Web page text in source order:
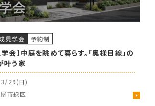
見学会 予約制
会】中庭を眺めて暮らす。「奥様目線」の
叶う家
3/29(日)
市緑区